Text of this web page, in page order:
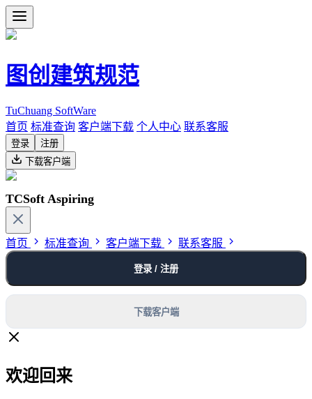
图创建筑规范
TuChuang SoftWare
首页 标准查询 客户端下载 个人中心 联系客服
登录
注册
下载客户端
TCSoft Aspiring
首页 标准查询 客户端下载 联系客服
登录 / 注册
下载客户端
欢迎回来